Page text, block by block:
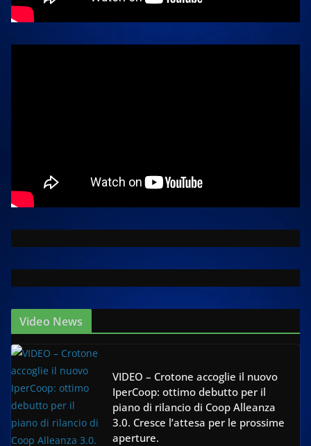
Video News
VIDEO – Crotone accoglie il nuovo
IperCoop: ottimo debutto per il
piano di rilancio di Coop Alleanza
3.0. Cresce l’attesa per le prossime
aperture.